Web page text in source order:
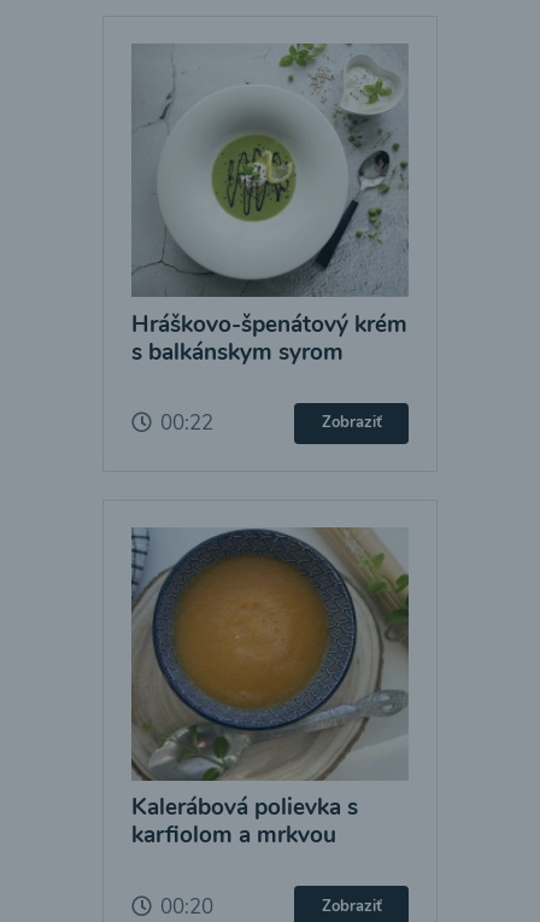
Hráškovo-špenátový krém
s balkánskym syrom
00:22 Zobraziť
Kalerábová polievka s
karfiolom a mrkvou
00:20 Zobraziť